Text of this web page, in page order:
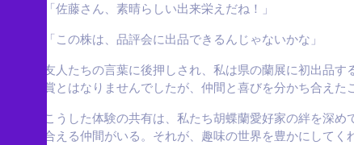
「佐藤さん、素晴らしい出来栄えだね！」
「この株は、品評会に出品できるんじゃないかな」
友人たちの言葉に後押しされ、私は県の蘭展に初出品
賞とはなりませんでしたが、仲間と喜びを分かち合えた
こうした体験の共有は、私たち胡蝶蘭愛好家の絆を深
合える仲間がいる。それが、趣味の世界を豊かにしてく